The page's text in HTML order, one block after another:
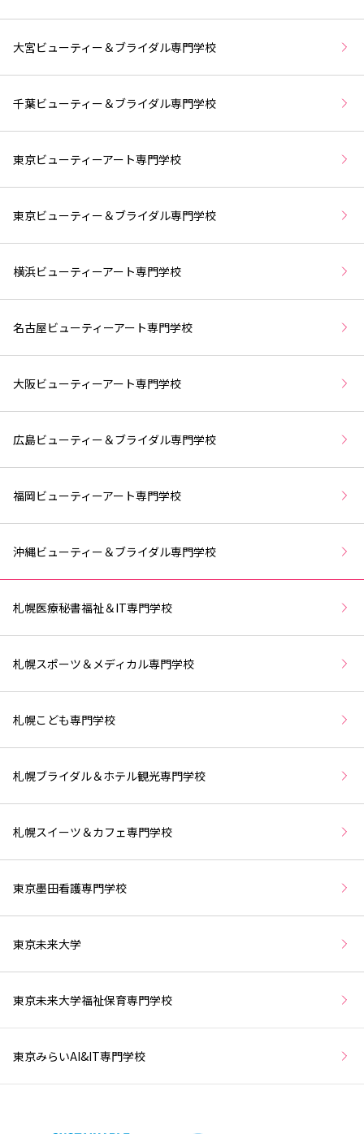
大宮ビューティー＆ブライダル専門学校
千葉ビューティー＆ブライダル専門学校
東京ビューティーアート専門学校
東京ビューティー＆ブライダル専門学校
横浜ビューティーアート専門学校
名古屋ビューティーアート専門学校
大阪ビューティーアート専門学校
広島ビューティー＆ブライダル専門学校
福岡ビューティーアート専門学校
沖縄ビューティー＆ブライダル専門学校
札幌医療秘書福祉＆IT専門学校
札幌スポーツ＆メディカル専門学校
札幌こども専門学校
札幌ブライダル＆ホテル観光専門学校
札幌スイーツ＆カフェ専門学校
東京墨田看護専門学校
東京未来大学
東京未来大学福祉保育専門学校
東京みらいAI&IT専門学校